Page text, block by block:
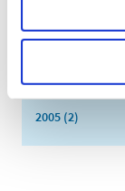
2008 (8)
2005 (2)